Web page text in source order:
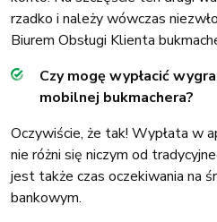
rzadko i należy wówczas
Biurem Obsługi Klienta
Czy mogę wypłacić
mobilnej bukmachera?
Oczywiście, że tak! Wypłata w
nie różni się niczym od
jest także czas oczekiwania na
bankowym.